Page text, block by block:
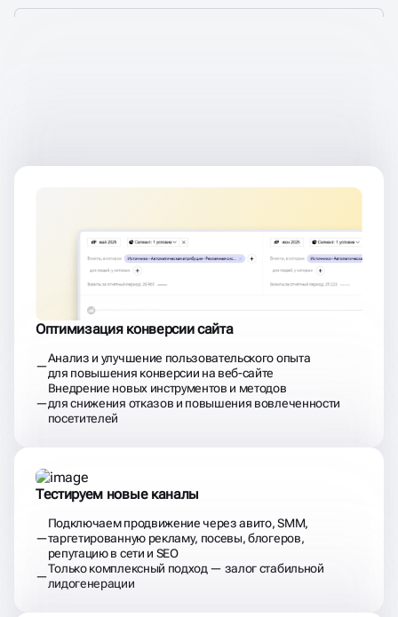
ДИРЕКТА
Оптимизация конверсии сайта
Анализ и улучшение пользовательского опыта
для повышения конверсии на веб-сайте
Внедрение новых инструментов и методов
для снижения отказов и повышения вовлеченности
посетителей
Тестируем новые каналы
Подключаем продвижение через авито, SMM,
таргетированную рекламу, посевы, блогеров,
репутацию в сети и SEO
Только комплексный подход — залог стабильной
лидогенерации